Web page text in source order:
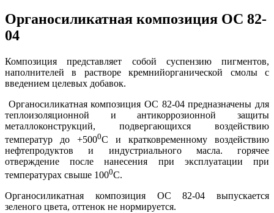
Органосиликатная композиция ОС 82-
04
Композиция представляет собой суспензию пигментов,
наполнителей в растворе кремнийорганической смолы с
введением целевых добавок.
Органосиликатная композиция ОС 82-04 предназначены для
теплоизоляционной и антикоррозионной защиты
металлоконструкций, подвергающихся воздействию
температур до +5000С и кратковременному воздействию
нефтепродуктов и индустриального масла. горячее
отверждение после нанесения при эксплуатации при
температурах свыше 1000С.
Органосиликатная композиция ОС 82-04 выпускается
зеленого цвета, оттенок не нормируется.